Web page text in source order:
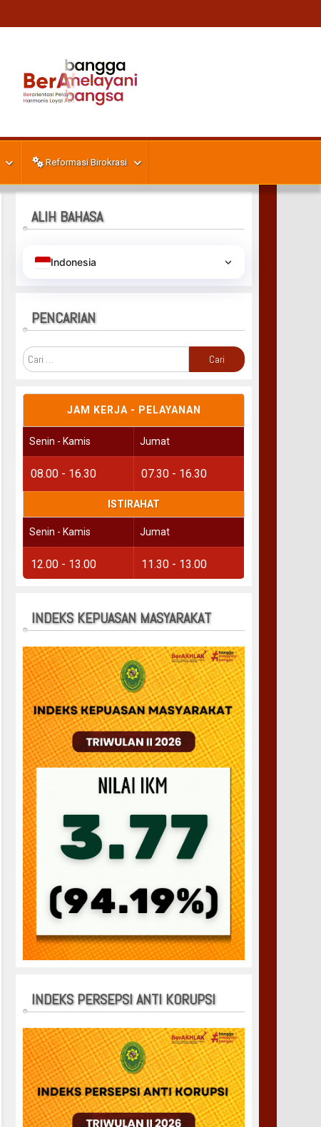
Reformasi Birokrasi
ALIH BAHASA
Indonesia
PENCARIAN
untuk:
JAM KERJA - PELAYANAN
Senin - Kamis Jumat
08.00 - 16.30 07.30 - 16.30
ISTIRAHAT
Senin - Kamis Jumat
12.00 - 13.00 11.30 - 13.00
INDEKS KEPUASAN MASYARAKAT
INDEKS PERSEPSI ANTI KORUPSI